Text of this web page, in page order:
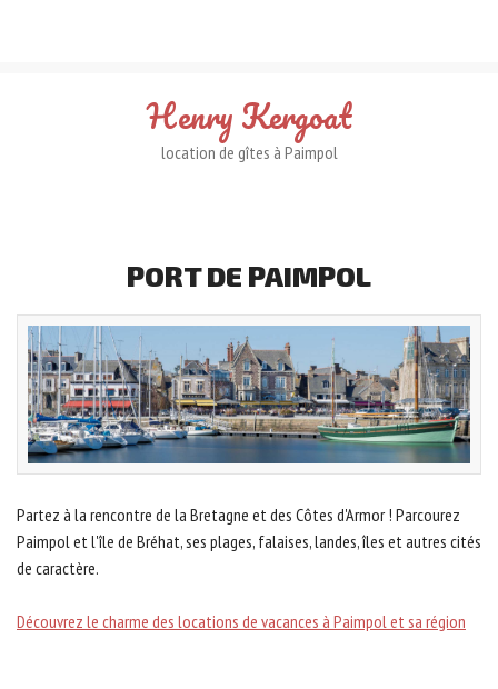
HenryKergoat
location de gîtes à Paimpol
PORT DE PAIMPOL
Partez à la rencontre de la Bretagne et des Côtes d'Armor ! Parcourez
Paimpol et l'île de Bréhat, ses plages, falaises, landes, îles et autres cités
de caractère.
Découvrez le charme des locations de vacances à Paimpol et sa région